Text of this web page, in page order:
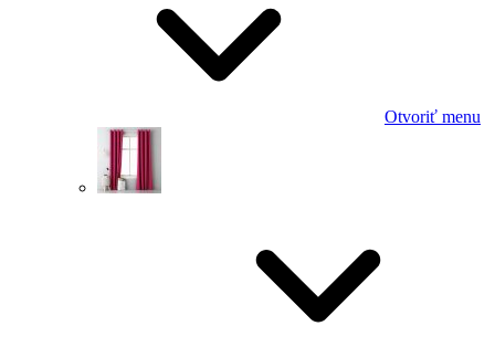
Otvoriť menu